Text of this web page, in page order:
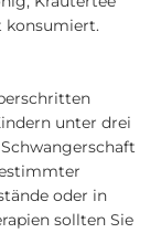
konsumiert.
unter drei
oder in
sollten Sie